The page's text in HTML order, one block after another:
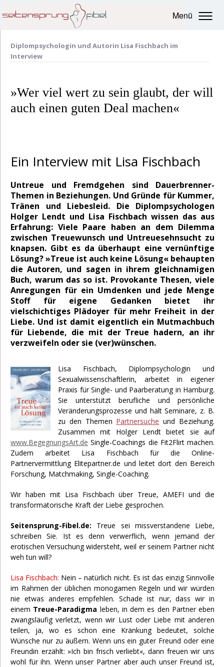
Menü
Diplompsychologin und Autorin Lisa Fischbach im
Interview
»Wer viel wert zu sein glaubt, der will
auch einen guten Deal machen«
Ein Interview mit Lisa Fischbach
Untreue und Fremdgehen sind Dauerbrenner-
Themen in Beziehungen. Und Gründe für Kummer,
Tränen und Liebesleid. Die Diplompsychologen
Holger Lendt und Lisa Fischbach wissen das aus
Erfahrung: Viele Paare haben an dem Dilemma
zwischen Treuewunsch und Untreuesehnsucht zu
knapsen. Gibt es da überhaupt eine vernünftige
Lösung? »Treue ist auch keine Lösung« behaupten
die Autoren, und sagen in ihrem gleichnamigen
Buch, warum das so ist. Provokante Thesen, viele
Anregungen für ein Umdenken und jede Menge
Stoff für eigene Gedanken bietet ihr
vielschichtiges Plädoyer für mehr Freiheit in der
Liebe. Und ist damit eigentlich ein Mutmachbuch
für Liebende, die mit der Treue hadern, an ihr
verzweifeln oder sie (ver)wünschen.
Lisa Fischbach, Diplompsychologin und
Sexualwissenschaftlerin, arbeitet in eigener
Praxis für Single- und Paarberatung in Hamburg.
Sie unterstützt berufliche und persönliche
Veränderungsprozesse und hält Seminare, z. B.
zu den Themen Partnersuche und Beziehung.
Zusammen mit Holger Lendt bietet sie auf
www.BegegnungsArt.de Single-Coachings die Fit2Flirt machen.
Zudem arbeitet Lisa Fischbach für die Online-
Partnervermittlung Elitepartner.de und leitet dort den Bereich
Forschung, Matchmaking, Single-Coaching.
Wir haben mit Lisa Fischbach über Treue, AMEFI und die
transformatorische Kraft der Liebe gesprochen.
Seitensprung-Fibel.de: Treue sei missverstandene Liebe,
schreiben Sie. Ist es denn verwerflich, wenn jemand der
erotischen Versuchung widersteht, weil er seinem Partner nicht
weh tun will?
Lisa Fischbach: Nein – natürlich nicht. Es ist das einzig Sinnvolle
im Rahmen der üblichen monogamen Regeln und wir würden
nie etwas anderes empfehlen. Schade ist nur, dass wir in
einem Treue-Paradigma leben, in dem es den Partner eben
zwangsläufig verletzt, wenn wir Lust oder Liebe mit anderen
teilen, ja, wo es schon eine Kränkung bedeutet, solche
Wünsche nur zu äußern. Wenn uns ein guter Freund oder eine
Freundin erzählt: »Ich bin frisch verliebt«, dann freuen wir uns
wohl für ihn. Wenn unser Partner aber auch unser Freund ist,